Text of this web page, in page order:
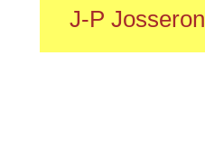
J-P Josseron